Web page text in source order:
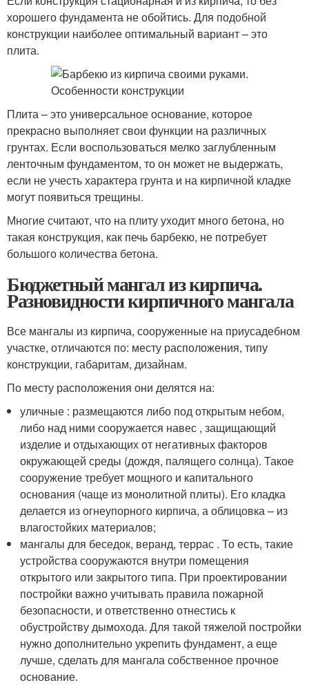
хорошего фундамента не обойтись. Для подобной
конструкции наиболее оптимальный вариант – это
плита.
Плита – это универсальное основание, которое
прекрасно выполняет свои функции на различных
грунтах. Если воспользоваться мелко заглубленным
ленточным фундаментом, то он может не выдержать,
если не учесть характера грунта и на кирпичной кладке
могут появиться трещины.
Многие считают, что на плиту уходит много бетона, но
такая конструкция, как печь барбекю, не потребует
большого количества бетона.
Бюджетный мангал из кирпича.
Разновидности кирпичного мангала
Все мангалы из кирпича, сооруженные на приусадебном
участке, отличаются по: месту расположения, типу
конструкции, габаритам, дизайнам.
По месту расположения они делятся на:
уличные : размещаются либо под открытым небом,
либо над ними сооружается навес , защищающий
изделие и отдыхающих от негативных факторов
окружающей среды (дождя, палящего солнца). Такое
сооружение требует мощного и капитального
основания (чаще из монолитной плиты). Его кладка
делается из огнеупорного кирпича, а облицовка – из
влагостойких материалов;
мангалы для беседок, веранд, террас . То есть, такие
устройства сооружаются внутри помещения
открытого или закрытого типа. При проектировании
постройки важно учитывать правила пожарной
безопасности, и ответственно отнестись к
обустройству дымохода. Для такой тяжелой постройки
нужно дополнительно укрепить фундамент, а еще
лучше, сделать для мангала собственное прочное
основание.